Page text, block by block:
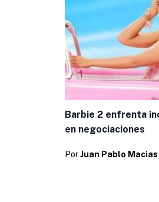
Barbie 2 enfrenta
en negociaciones
PorJuan Pablo Macias